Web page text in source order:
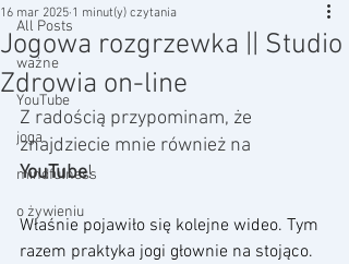
All Posts
ważne
YouTube
joga
mindfulness
o żywieniu
Jogowa rozgrzewka || Studio
Zdrowia on-line
16 mar 2025 1 minut(y) czytania
Z radością przypominam, że
znajdziecie mnie również na
YouTube!
Właśnie pojawiło się kolejne wideo. Tym
razem praktyka jogi głownie na stojąco.